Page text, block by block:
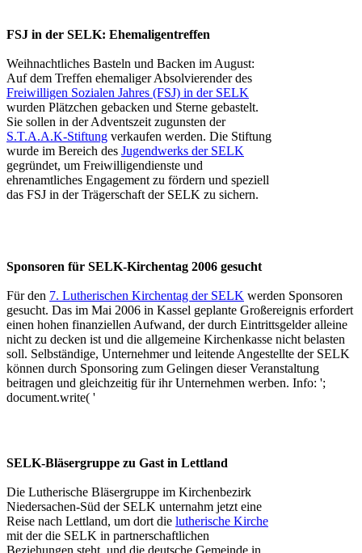
FSJ in der SELK: Ehemaligentreffen
Weihnachtliches Basteln und Backen im August:
Auf dem Treffen ehemaliger Absolvierender des
Freiwilligen Sozialen Jahres (FSJ) in der SELK
wurden Plätzchen gebacken und Sterne gebastelt.
Sie sollen in der Adventszeit zugunsten der
S.T.A.A.K-Stiftung verkaufen werden. Die Stiftung
wurde im Bereich des Jugendwerks der SELK
gegründet, um Freiwilligendienste und
ehrenamtliches Engagement zu fördern und speziell
das FSJ in der Trägerschaft der SELK zu sichern.
Sponsoren für SELK-Kirchentag 2006 gesucht
Für den 7. Lutherischen Kirchentag der SELK werden Sponsoren
gesucht. Das im Mai 2006 in Kassel geplante Großereignis erfordert
einen hohen finanziellen Aufwand, der durch Eintrittsgelder alleine
nicht zu decken ist und die allgemeine Kirchenkasse nicht belasten
soll. Selbständige, Unternehmer und leitende Angestellte der SELK
können durch Sponsoring zum Gelingen dieser Veranstaltung
beitragen und gleichzeitig für ihr Unternehmen werben. Info: ';
document.write( '
SELK-Bläsergruppe zu Gast in Lettland
Die Lutherische Bläsergruppe im Kirchenbezirk
Niedersachen-Süd der SELK unternahm jetzt eine
Reise nach Lettland, um dort die lutherische Kirche
mit der die SELK in partnerschaftlichen
Beziehungen steht, und die deutsche Gemeinde in